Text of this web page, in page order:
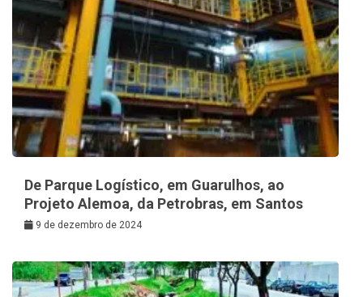
De Parque Logístico, em Guarulhos, ao
Projeto Alemoa, da Petrobras, em Santos
9 de dezembro de 2024